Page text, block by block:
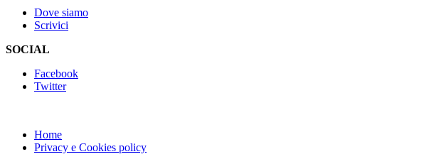
Dove siamo
Scrivici
SOCIAL
Facebook
Twitter
Home
Privacy e Cookies policy